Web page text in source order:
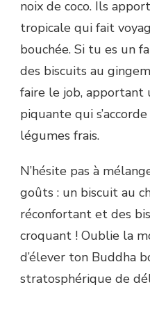
noix de coco. Ils
tropicale qui fait
bouchée. Si tu es un
des biscuits au
faire le job,
piquante qui
légumes frais.
N’hésite pas à
goûts : un biscuit au
réconfortant et des
croquant ! Oublie la
d’élever ton Buddha
stratosphérique de